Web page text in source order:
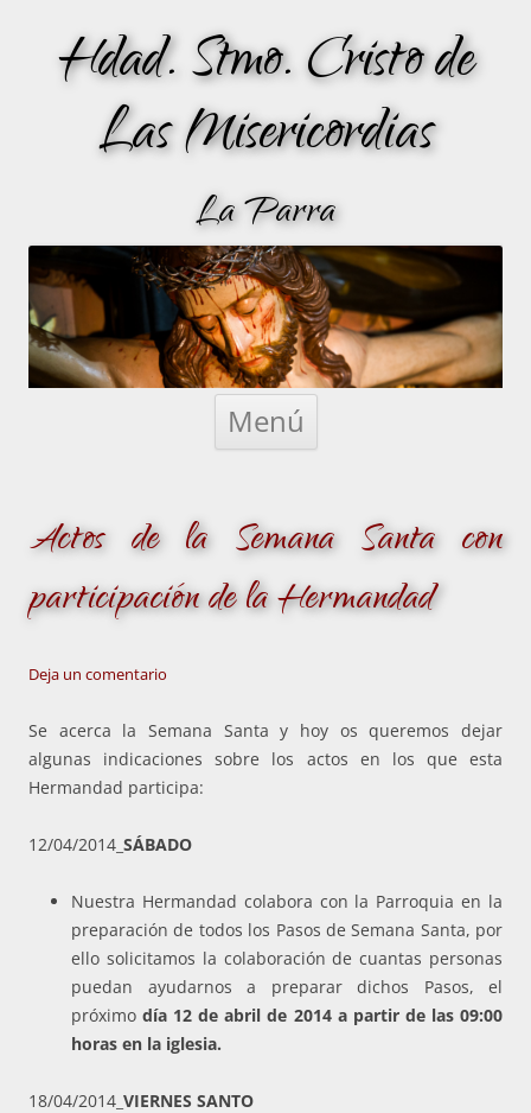
Hdad. Stmo. Cristo de
Las Misericordias
La Parra
Menú
Saltar
Actos de la Semana Santa con
participación de la Hermandad
Deja un comentario
Se acerca la Semana Santa y hoy os queremos dejar
algunas indicaciones sobre los actos en los que esta
Hermandad participa:
12/04/2014_ SÁBADO
Nuestra Hermandad colabora con la Parroquia en la
preparación de todos los Pasos de Semana Santa, por
ello solicitamos la colaboración de cuantas personas
puedan ayudarnos a preparar dichos Pasos, el
próximodía 12 de abril de 2014 a partir de las 09:00
horas en la iglesia.
18/04/2014_ VIERNES SANTO